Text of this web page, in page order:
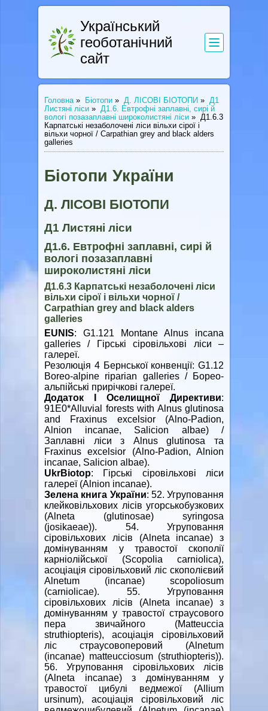
Український
геоботанічний
сайт
Головна » Біотопи » Д. ЛІСОВІ БІОТОПИ » Д1
Листяні ліси » Д1.6. Евтрофні заплавні, сирі й
вологі позазаплавні широколистяні ліси » Д1.6.3
Карпатські незаболочені ліси вільхи сірої і
вільхи чорної / Carpathian grey and black alders
galleries
Біотопи України
Д. ЛІСОВІ БІОТОПИ
Д1 Листяні ліси
Д1.6. Евтрофні заплавні, сирі й
вологі позазаплавні
широколистяні ліси
Д1.6.3 Карпатські незаболочені ліси
вільхи сірої і вільхи чорної /
Carpathian grey and black alders
galleries
EUNIS: G1.121 Montane Alnus incana
galleries / Гірські сіровільхові ліси –
галереї.
Резолюція 4 Бернської конвенції: G1.12
Boreo-alpine riparian galleries / Борео-
альпійські прирічкові галереї.
Додаток І Оселищної Директиви:
91E0*Alluvial forests with Alnus glutinosa
and Fraxinus excelsior (Alno-Padion,
Alnion incanae, Salicion albae) /
Заплавні ліси з Alnus glutinosa та
Fraxinus excelsior (Alno-Padion, Alnion
incanae, Salicion albae).
UkrBiotop: Гірські сіровільхові ліси
галереї (Alnion incanae).
Зелена книга України: 52. Угруповання
клейковільхових лісів угорськобузкових
(Alnetа (glutinosae) syringosа
(josikaeae)). 54. Угруповання
сіровільхових лісів (Alneta incanae) з
домінуванням у травостої скополії
карніолійської (Scopolia carniolica),
асоціація сіровільховий ліс скополієвий
Alnetum (incanae) scopoliosum
(carniolicae). 55. Угруповання
сіровільхових лісів (Alnetа incanae) з
домінуванням у травостої страусового
пера звичайного (Matteuccia
struthiopteris), асоціація сіровільховий
ліс страусовоперовий (Alnetum
(incanae) matteucciosum (struthiopteris)).
56. Угруповання сіровільхових лісів
(Alnetа incanae) з домінуванням у
травостої цибулі ведмежої (Allium
ursinum), асоціація сіровільховий ліс